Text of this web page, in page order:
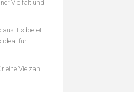
Vielfalt und
aus. Es bietet
ideal für
eine Vielzahl